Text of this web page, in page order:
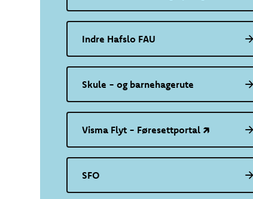
Indre Hafslo FAU
Skule - og barnehagerute
Visma Flyt - Føresettportal 🡵
SFO